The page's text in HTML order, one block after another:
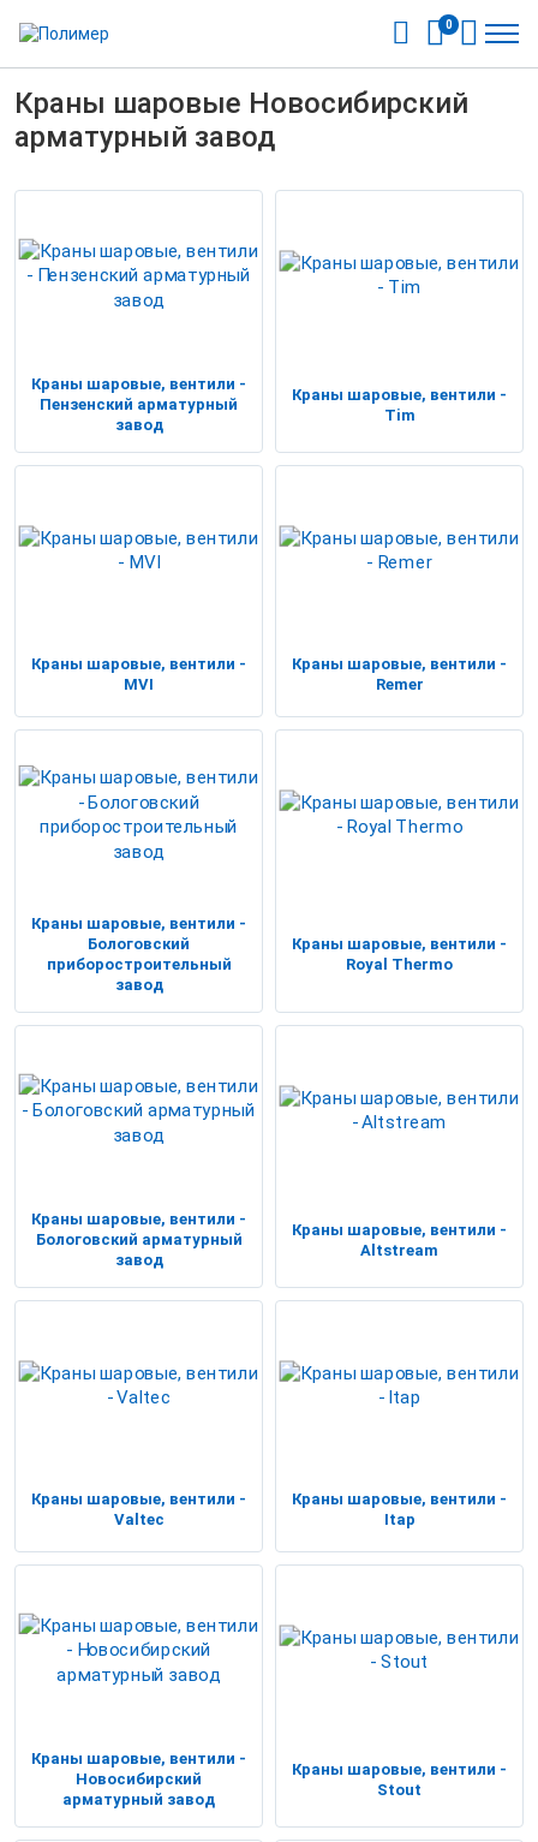
0
Краны шаровые Новосибирский
арматурный завод
Краны шаровые, вентили -
Пензенский арматурный
завод
Краны шаровые, вентили -
Tim
Краны шаровые, вентили -
MVI
Краны шаровые, вентили -
Remer
Краны шаровые, вентили -
Бологовский
приборостроительный
завод
Краны шаровые, вентили -
Royal Thermo
Краны шаровые, вентили -
Бологовский арматурный
завод
Краны шаровые, вентили -
Altstream
Краны шаровые, вентили -
Valtec
Краны шаровые, вентили -
Itap
Краны шаровые, вентили -
Новосибирский
арматурный завод
Краны шаровые, вентили -
Stout